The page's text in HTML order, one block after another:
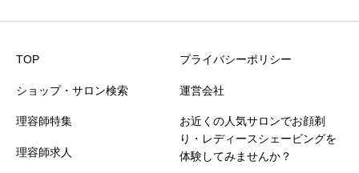
価格満足度
 
TOP
ショップ・サロン検索
理容師特集
理容師求人
プライバシーポリシー
運営会社
お近くの人気サロンでお顔剃
り・レディースシェービングを
体験してみませんか？